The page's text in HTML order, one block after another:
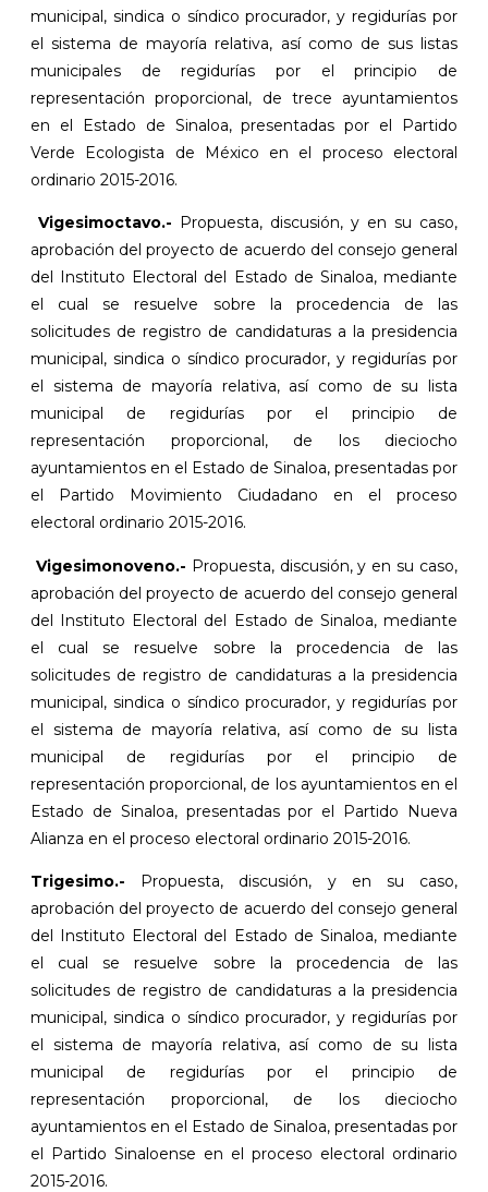
municipal, sindica o síndico procurador, y regidurías por
el sistema de mayoría relativa, así como de sus listas
municipales de regidurías por el principio de
representación proporcional, de trece ayuntamientos
en el Estado de Sinaloa, presentadas por el Partido
Verde Ecologista de México en el proceso electoral
ordinario 2015-2016.
Vigesimoctavo.- Propuesta, discusión, y en su caso,
aprobación del proyecto de acuerdo del consejo general
del Instituto Electoral del Estado de Sinaloa, mediante
el cual se resuelve sobre la procedencia de las
solicitudes de registro de candidaturas a la presidencia
municipal, sindica o síndico procurador, y regidurías por
el sistema de mayoría relativa, así como de su lista
municipal de regidurías por el principio de
representación proporcional, de los dieciocho
ayuntamientos en el Estado de Sinaloa, presentadas por
el Partido Movimiento Ciudadano en el proceso
electoral ordinario 2015-2016.
Vigesimonoveno.- Propuesta, discusión, y en su caso,
aprobación del proyecto de acuerdo del consejo general
del Instituto Electoral del Estado de Sinaloa, mediante
el cual se resuelve sobre la procedencia de las
solicitudes de registro de candidaturas a la presidencia
municipal, sindica o síndico procurador, y regidurías por
el sistema de mayoría relativa, así como de su lista
municipal de regidurías por el principio de
representación proporcional, de los ayuntamientos en el
Estado de Sinaloa, presentadas por el Partido Nueva
Alianza en el proceso electoral ordinario 2015-2016.
Trigesimo.- Propuesta, discusión, y en su caso,
aprobación del proyecto de acuerdo del consejo general
del Instituto Electoral del Estado de Sinaloa, mediante
el cual se resuelve sobre la procedencia de las
solicitudes de registro de candidaturas a la presidencia
municipal, sindica o síndico procurador, y regidurías por
el sistema de mayoría relativa, así como de su lista
municipal de regidurías por el principio de
representación proporcional, de los dieciocho
ayuntamientos en el Estado de Sinaloa, presentadas por
el Partido Sinaloense en el proceso electoral ordinario
2015-2016.